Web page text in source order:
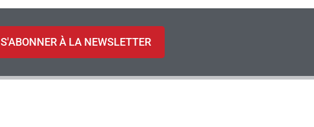
S'ABONNER À LA NEWSLETTER